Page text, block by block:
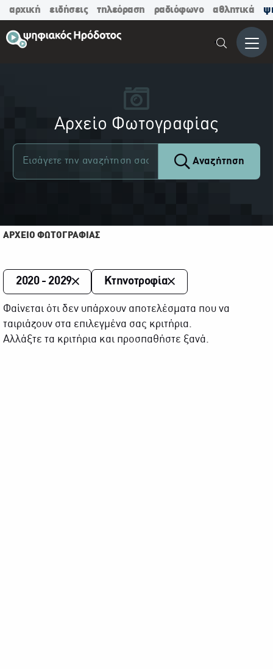
αρχική ειδήσεις τηλεόραση ραδιόφωνο αθλητικά
Μενού
Αρχείο Φωτογραφίας
Αναζήτηση
ΑΡΧΕΙΟ ΦΩΤΟΓΡΑΦΙΑΣ
2020 - 2029 Κτηνοτροφία
Φαίνεται ότι δεν υπάρχουν αποτελέσματα που να
ταιριάζουν στα επιλεγμένα σας κριτήρια.
Αλλάξτε τα κριτήρια και προσπαθήστε ξανά.